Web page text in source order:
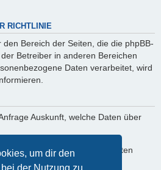
um dir den
der Nutzung zu
RICHTLINIE
Bereich der Seiten, die die phpBB-
Betreiber in anderen Bereichen
Daten verarbeitet, wird
Auskunft, welche Daten über
bzw. Sperrung deiner Daten
bitte den Betreiber.